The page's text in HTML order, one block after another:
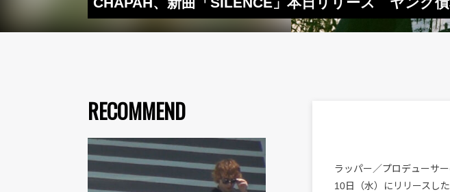
RECOMMEND
ラッパー／プロデューサ
10日（水）にリリースした